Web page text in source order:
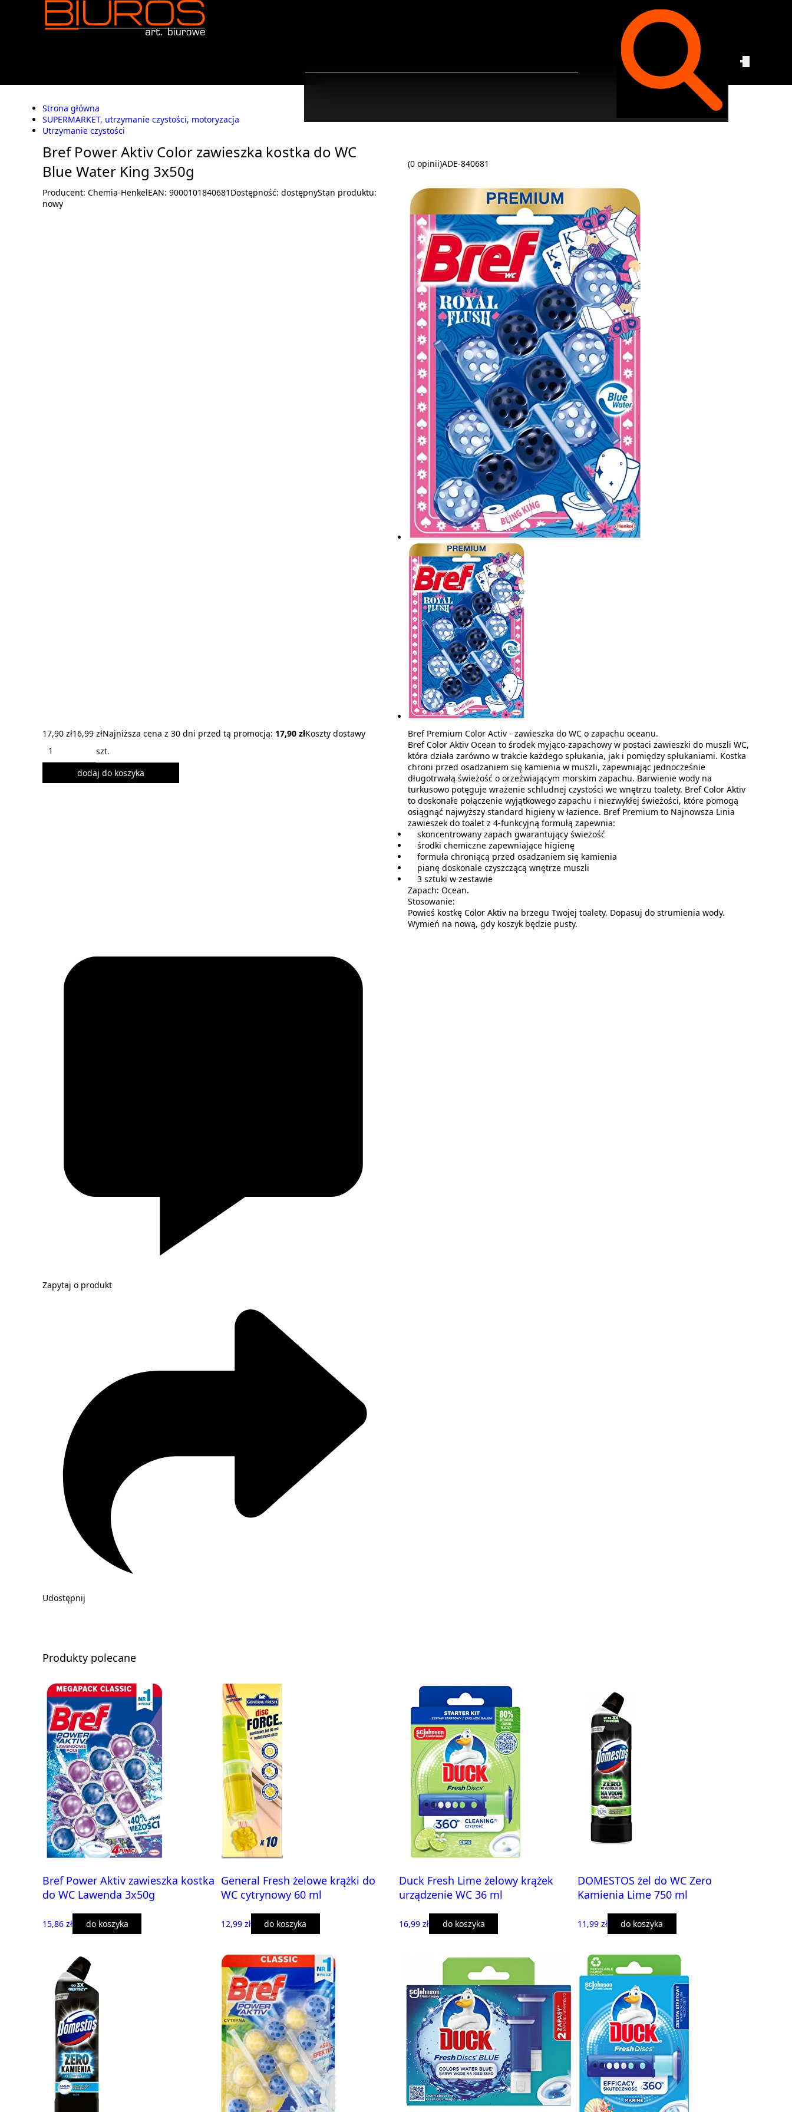
Strona główna
SUPERMARKET, utrzymanie czystości, motoryzacja
Utrzymanie czystości
Bref Power Aktiv Color zawieszka kostka do WC
Blue Water King 3x50g
(0 opinii)ADE-840681
Producent: Chemia-HenkelEAN: 9000101840681 Dostępność: dostępnyStan produktu:
nowy
17,90 zł16,99 złNajniższa cena z 30 dni przed tą promocją: 17,90 złKoszty dostawy
szt.
dodaj do koszyka
Bref Premium Color Activ - zawieszka do WC o zapachu oceanu.
Bref Color Aktiv Ocean to środek myjąco-zapachowy w postaci zawieszki do muszli WC,
która działa zarówno w trakcie każdego spłukania, jak i pomiędzy spłukaniami. Kostka
chroni przed osadzaniem się kamienia w muszli, zapewniając jednocześnie
długotrwałą świeżość o orzeźwiającym morskim zapachu. Barwienie wody na
turkusowo potęguje wrażenie schludnej czystości we wnętrzu toalety. Bref Color Aktiv
to doskonałe połączenie wyjątkowego zapachu i niezwykłej świeżości, które pomogą
osiągnąć najwyższy standard higieny w łazience. Bref Premium to Najnowsza Linia
zawieszek do toalet z 4-funkcyjną formułą zapewnia:
skoncentrowany zapach gwarantujący świeżość
środki chemiczne zapewniające higienę
formuła chroniącą przed osadzaniem się kamienia
pianę doskonale czyszczącą wnętrze muszli
3 sztuki w zestawie
Zapach: Ocean.
Stosowanie:
Powieś kostkę Color Aktiv na brzegu Twojej toalety. Dopasuj do strumienia wody.
Wymień na nową, gdy koszyk będzie pusty.
Zapytaj o produkt
Udostępnij
Produkty polecane
Bref Power Aktiv zawieszka kostka
do WC Lawenda 3x50g
15,86 zł do koszyka
General Fresh żelowe krążki do
WC cytrynowy 60 ml
12,99 zł do koszyka
Duck Fresh Lime żelowy krążek
urządzenie WC 36 ml
16,99 zł do koszyka
DOMESTOS żel do WC Zero
Kamienia Lime 750 ml
11,99 zł do koszyka